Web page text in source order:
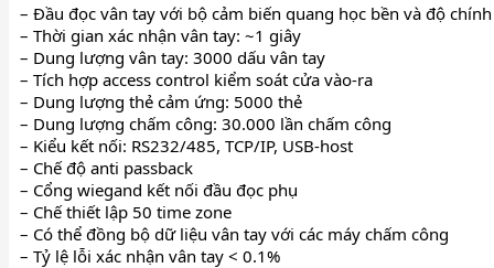
– Đầu đọc vân tay với bộ cảm biến quang học bền và độ chính
– Thời gian xác nhận vân tay: ~1 giây
– Dung lượng vân tay: 3000 dấu vân tay
– Tích hợp access control kiểm soát cửa vào-ra
– Dung lượng thẻ cảm ứng: 5000 thẻ
– Dung lượng chấm công: 30.000 lần chấm công
– Kiểu kết nối: RS232/485, TCP/IP, USB-host
– Chế độ anti passback
– Cổng wiegand kết nối đầu đọc phụ
– Chế thiết lập 50 time zone
– Có thể đồng bộ dữ liệu vân tay với các máy chấm công
– Tỷ lệ lỗi xác nhận vân tay < 0.1%